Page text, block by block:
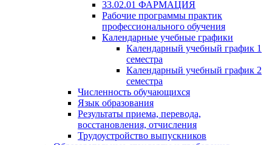
33.02.01 ФАРМАЦИЯ
Рабочие программы практик
профессионального обучения
Календарные учебные графики
Календарный учебный график 1
семестра
Календарный учебный график 2
семестра
Численность обучающихся
Язык образования
Результаты приема, перевода,
восстановления, отчисления
Трудоустройство выпускников